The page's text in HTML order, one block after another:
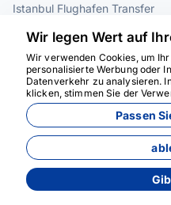
Istanbul Flughafen Transfer
Cappadocia Flughafentransfer
Bosphorus-Abendessen-
INFORMATIONEN
+90 5413342102
info@transfer3e.com
Wir legen Wert auf
Wir verwenden Cookies, um
personalisierte Werbung oder
Datenverkehr zu analysieren.
klicken, stimmen Sie der
Passen
Wir sind für Sie da